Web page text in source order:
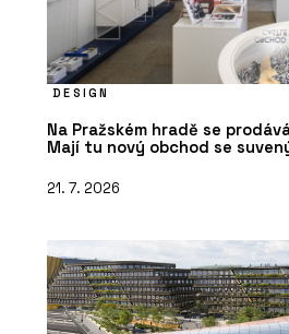
DESIGN
Na Pražském hradě se
Mají tu nový obchod se
21. 7. 2026